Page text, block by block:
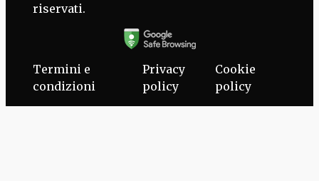
riservati.
Termini e
condizioni
Privacy
policy
Cookie
policy